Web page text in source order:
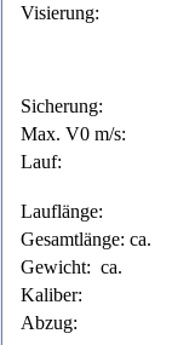
Visierung:
Sicherung:
Max. V0 m/s:
Lauf:
Lauflänge:
Gesamtlänge: ca.
Gewicht: ca.
Kaliber:
Abzug: